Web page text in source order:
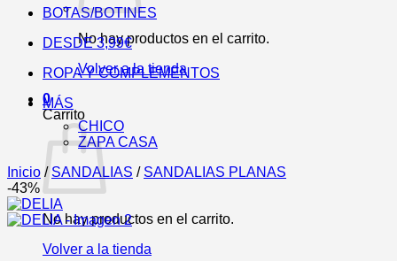
No hay productos en el carrito.
Volver a la tienda
0
Carrito
No hay productos en el carrito.
Volver a la tienda
BOTAS/BOTINES
DESDE 3,99€
ROPA Y COMPLEMENTOS
MÁS
CHICO
ZAPA CASA
Inicio / SANDALIAS / SANDALIAS PLANAS
-43%